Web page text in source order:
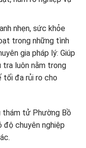
nhẹn, sức khỏe
trong những tình
gia pháp lý: Giúp
luôn nằm trong
tối đa rủi ro cho
thám tử Phường Bồ
độ chuyên nghiệp